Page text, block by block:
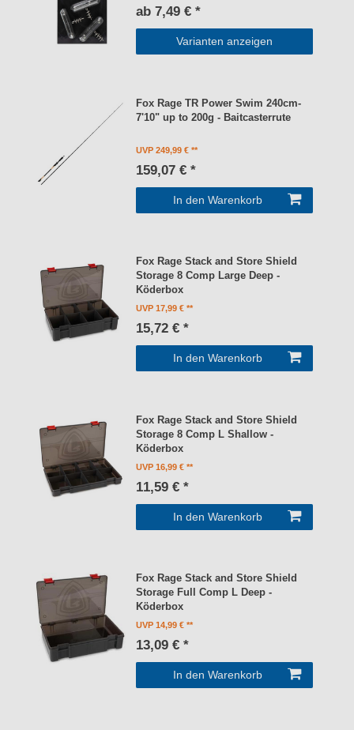
ab 7,49 € *
Varianten anzeigen
Fox Rage TR Power Swim 240cm-
7'10" up to 200g - Baitcasterrute
UVP 249,99 €
159,07 € *
In den Warenkorb
Fox Rage Stack and Store Shield
Storage 8 Comp Large Deep -
Köderbox
UVP 17,99 €
15,72 € *
In den Warenkorb
Fox Rage Stack and Store Shield
Storage 8 Comp L Shallow -
Köderbox
UVP 16,99 €
11,59 € *
In den Warenkorb
Fox Rage Stack and Store Shield
Storage Full Comp L Deep -
Köderbox
UVP 14,99 €
13,09 € *
In den Warenkorb